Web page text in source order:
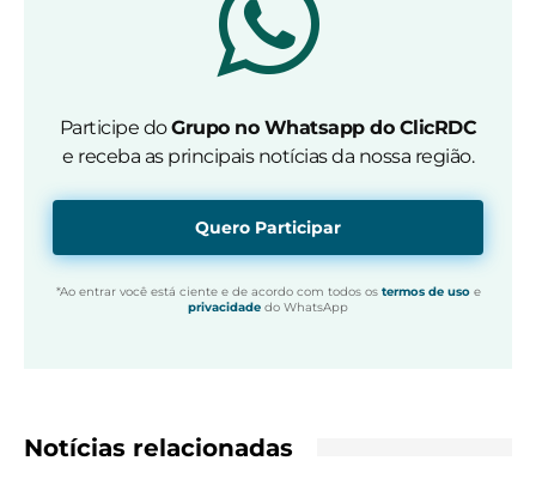
Participe doGrupo no Whatsapp do ClicRDC
e receba as principais notícias da nossa região.
Quero Participar
*Ao entrar você está ciente e de acordo com todos os termos de usoe
privacidade do WhatsApp
Notícias relacionadas